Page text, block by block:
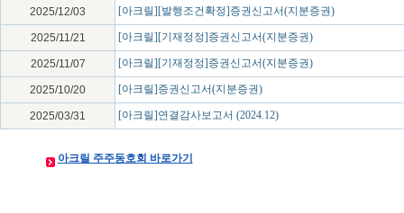
2025/12/03 [아크릴][발행조건확정]증권신고서(지분증권)
2025/11/21 [아크릴][기재정정]증권신고서(지분증권)
2025/11/07 [아크릴][기재정정]증권신고서(지분증권)
2025/10/20 [아크릴]증권신고서(지분증권)
2025/03/31 [아크릴]연결감사보고서 (2024.12)
아크릴 주주동호회 바로가기